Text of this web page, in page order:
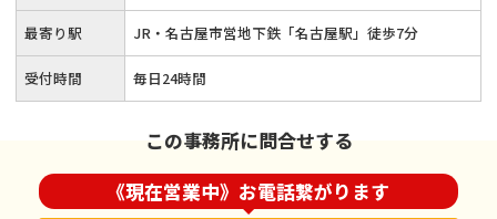
最寄り駅 JR・名古屋市営地下鉄「名古屋駅」徒歩7分
受付時間 毎日24時間
この事務所に問合せする
《現在営業中》お電話繋がります